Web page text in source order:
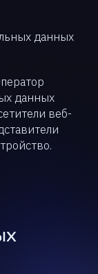
данных
данных
веб-